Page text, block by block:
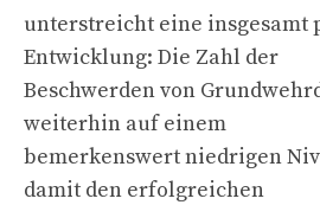
unterstreicht eine insgesamt
Entwicklung: Die Zahl der
Beschwerden von
weiterhin auf einem
bemerkenswert niedrigen
damit den erfolgreichen